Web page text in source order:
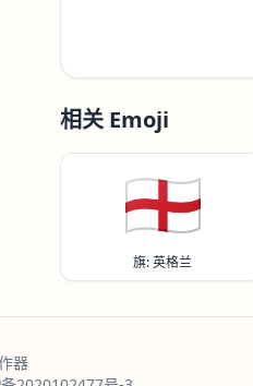
相关 Emoji
🏴󠁧󠁢󠁥󠁮󠁧󠁿
旗: 英格兰
器